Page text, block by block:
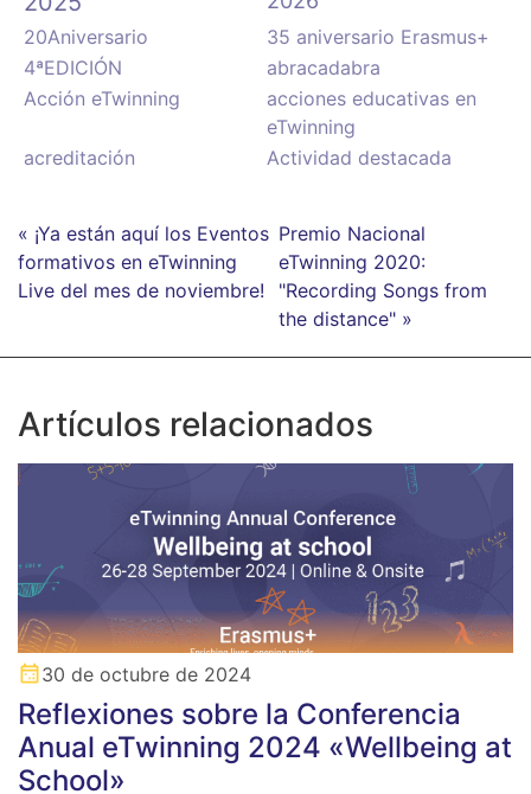
20Aniversario
35 aniversario Erasmus+
4ªEDICIÓN
abracadabra
Acción eTwinning
acciones educativas en
eTwinning
acreditación
Actividad destacada
« ¡Ya están aquí los Eventos
formativos en eTwinning
Live del mes de noviembre!
Premio Nacional
eTwinning 2020:
"Recording Songs from
the distance" »
Artículos relacionados
30 de octubre de 2024
Reflexiones sobre la Conferencia
Anual eTwinning 2024 «Wellbeing at
School»